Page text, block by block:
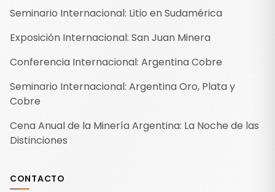
Seminario Internacional: Litio en Sudamérica
Exposición Internacional: San Juan Minera
Conferencia Internacional: Argentina Cobre
Seminario Internacional: Argentina Oro, Plata y
Cobre
Cena Anual de la Minería Argentina: La Noche de las
Distinciones
CONTACTO